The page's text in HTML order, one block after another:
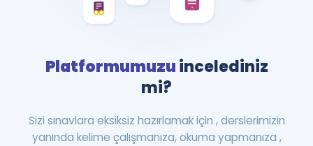
Platformumuzuincelediniz
mi?
Sizi sınavlara eksiksiz hazırlamak için , derslerimizin
yanında kelime çalışmanıza, okuma yapmanıza ,